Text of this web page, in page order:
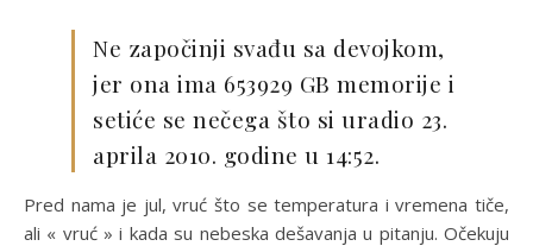
Ne započinji svađu sa devojkom,
jer ona ima 653929 GB memorije i
setiće se nečega što si uradio 23.
aprila 2010. godine u 14:52.
Pred nama je jul, vruć što se temperatura i vremena tiče,
ali « vruć » i kada su nebeska dešavanja u pitanju. Očekuju